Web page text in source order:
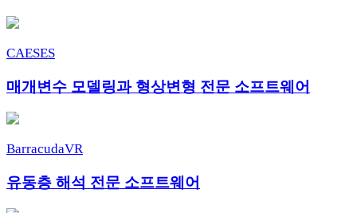
CAESES
매개변수 모델링과 형상변형 전문 소프트웨어
BarracudaVR
유동층 해석 전문 소프트웨어